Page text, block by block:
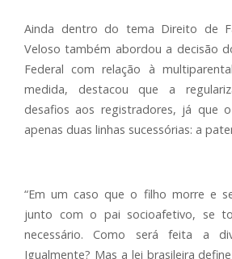
Ainda dentro do tema Direito de
Veloso também abordou a decisão
Federal com relação à
medida, destacou que a
desafios aos registradores, já que
apenas duas linhas sucessórias: a
“Em um caso que o filho morre e
junto com o pai socioafetivo, se
necessário. Como será feita a
Igualmente? Mas a lei brasileira